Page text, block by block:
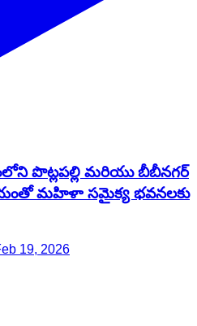
పొట్లపల్లి మరియు బీబీనగర్
మహిళా సమైక్య భవనలకు
19, 2026